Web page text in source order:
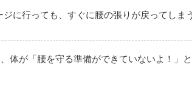
ジに行っても、すぐに腰の張りが戻ってしまう
体が「腰を守る準備ができていないよ！」